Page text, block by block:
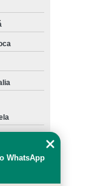
Paulo
WhatsApp